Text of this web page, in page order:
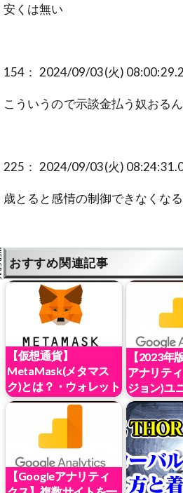
安くは無い
154： 2024/09/03(火)
こういうので示談金払う奴おる
225： 2024/09/03(火)
歳とると感情の制御できなくな
おすすめ関連記事
【仮想通貨】
MetaMask(メタマス
ク)とは？・ウォレット
のア…
【2023年
アナリテ
ジョン)ユ
【Googleアナリティ